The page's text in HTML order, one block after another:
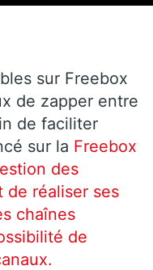
sur Freebox
de zapper entre
de faciliter
sur la Freebox
des
de réaliser ses
chaînes
de